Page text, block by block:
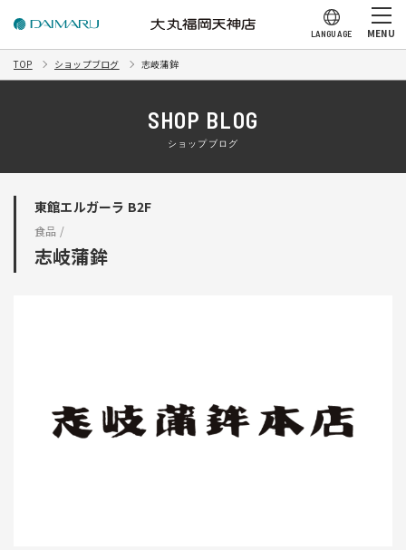
LANGUAGE MENU
TOP ショップブログ 志岐蒲鉾
SHOP BLOG
ショップブログ
東館エルガーラ B2F
食品 /
志岐蒲鉾